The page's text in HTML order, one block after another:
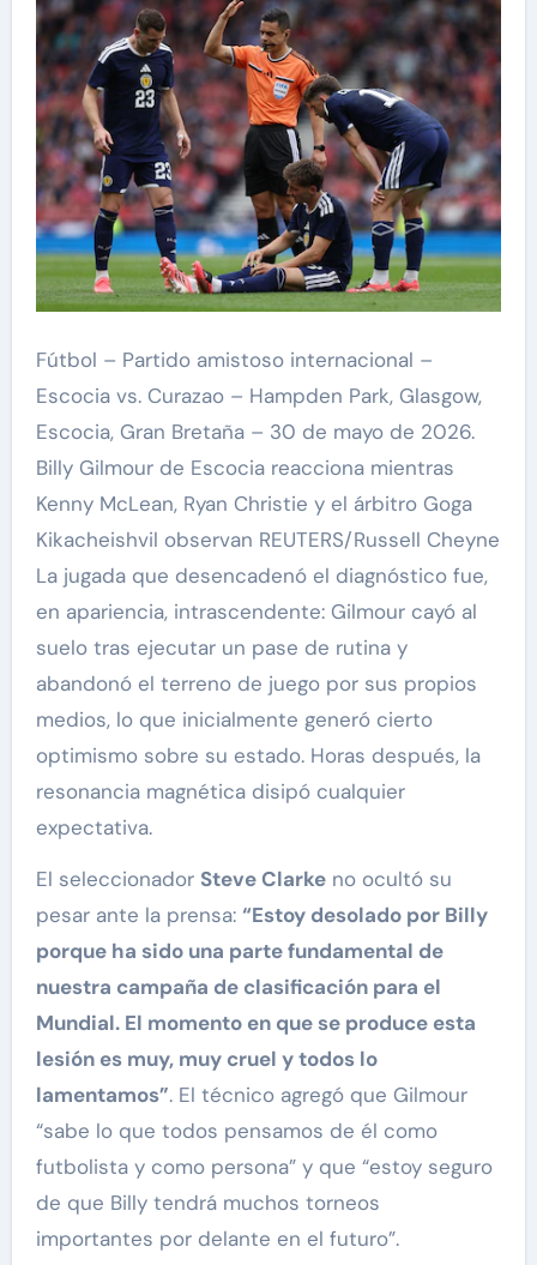
Fútbol – Partido amistoso internacional –
Escocia vs. Curazao – Hampden Park, Glasgow,
Escocia, Gran Bretaña – 30 de mayo de 2026.
Billy Gilmour de Escocia reacciona mientras
Kenny McLean, Ryan Christie y el árbitro Goga
Kikacheishvil observan REUTERS/Russell Cheyne
La jugada que desencadenó el diagnóstico fue,
en apariencia, intrascendente: Gilmour cayó al
suelo tras ejecutar un pase de rutina y
abandonó el terreno de juego por sus propios
medios, lo que inicialmente generó cierto
optimismo sobre su estado. Horas después, la
resonancia magnética disipó cualquier
expectativa.
El seleccionador Steve Clarkeno ocultó su
pesar ante la prensa: “Estoy desolado por Billy
porque ha sido una parte fundamental de
nuestra campaña de clasificación para el
Mundial. El momento en que se produce esta
lesión es muy, muy cruel y todos lo
lamentamos”. El técnico agregó que Gilmour
“sabe lo que todos pensamos de él como
futbolista y como persona” y que “estoy seguro
de que Billy tendrá muchos torneos
importantes por delante en el futuro”.